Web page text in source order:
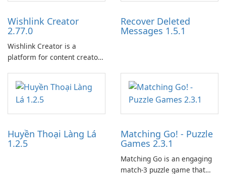
Wishlink Creator
2.77.0
Wishlink Creator is a
platform for content creators
work through built-in brand
partnerships and integrated
tools for content distribution
and audience engagement.
Recover Deleted
Messages 1.5.1
Huyền Thoại Làng Lá
1.2.5
Matching Go! - Puzzle
Games 2.3.1
Matching Go is an engaging
match-3 puzzle game that